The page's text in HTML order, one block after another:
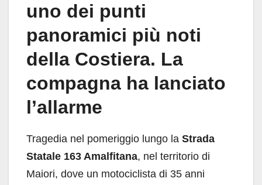
uno dei punti
panoramici più noti
della Costiera. La
compagna ha lanciato
l’allarme
Tragedia nel pomeriggio lungo la Strada
Statale 163 Amalfitana, nel territorio di
Maiori, dove un motociclista di 35 anni